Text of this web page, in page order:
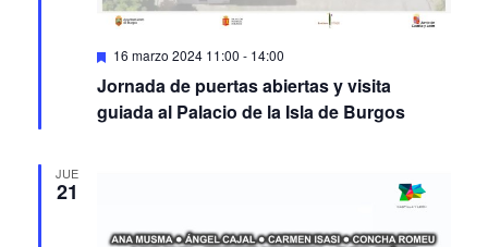
Featured
16 marzo 2024 11:00 - 14:00
Jornada de puertas abiertas y visita
guiada al Palacio de la Isla de Burgos
JUE
21